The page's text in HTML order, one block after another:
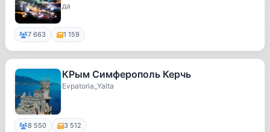
да
7 663 1 159
КРым Симферополь Керчь
Evpatoria_Yalta
8 550 3 512